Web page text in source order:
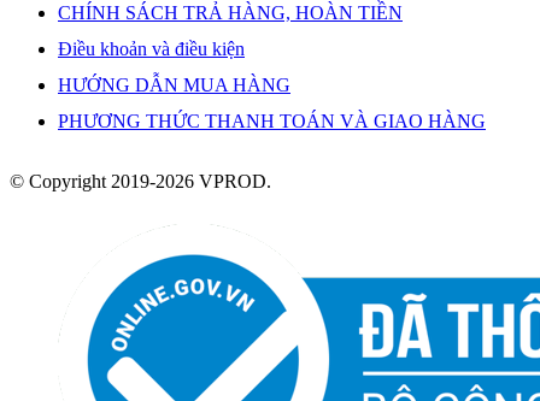
CHÍNH SÁCH TRẢ HÀNG, HOÀN TIỀN
Điều khoản và điều kiện
HƯỚNG DẪN MUA HÀNG
PHƯƠNG THỨC THANH TOÁN VÀ GIAO HÀNG
© Copyright 2019-2026 VPROD.